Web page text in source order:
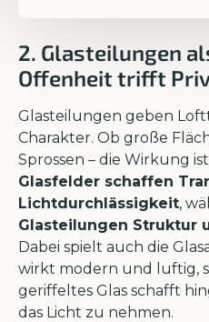
2. Glasteilungen
Offenheit trifft
Glasteilungen geben
Charakter. Ob große
Sprossen – die Wirkung
Glasfelder schaffen
Lichtdurchlässigkeit,
Glasteilungen Struktur
Dabei spielt auch die
wirkt modern und luftig,
geriffeltes Glas schafft
das Licht zu nehmen.